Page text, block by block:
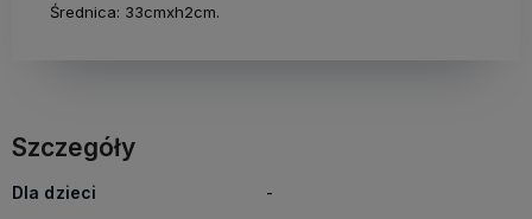
Średnica: 33cmxh2cm.
Szczegóły
Dla dzieci -